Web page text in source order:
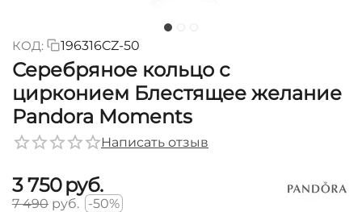
КОД: 196316CZ-50
Серебряное кольцо с
цирконием Блестящее желание
Pandora Moments
Написать отзыв
3 750руб.
7 490 руб.
-50%